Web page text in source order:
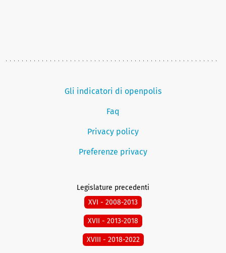
Gli indicatori di openpolis
Faq
Privacy policy
Preferenze privacy
Legislature precedenti
XVI - 2008-2013
XVII - 2013-2018
XVIII - 2018-2022